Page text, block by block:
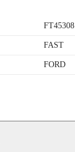
FT45308
FAST
FORD